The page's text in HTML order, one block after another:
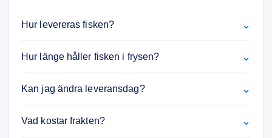
Hur levereras fisken? ⌄
Hur länge håller fisken i frysen? ⌄
Kan jag ändra leveransdag? ⌄
Vad kostar frakten? ⌄